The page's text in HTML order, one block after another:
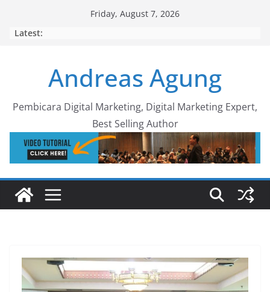
Friday, August 7, 2026
Latest:
Andreas Agung
Pembicara Digital Marketing, Digital Marketing Expert,
Best Selling Author